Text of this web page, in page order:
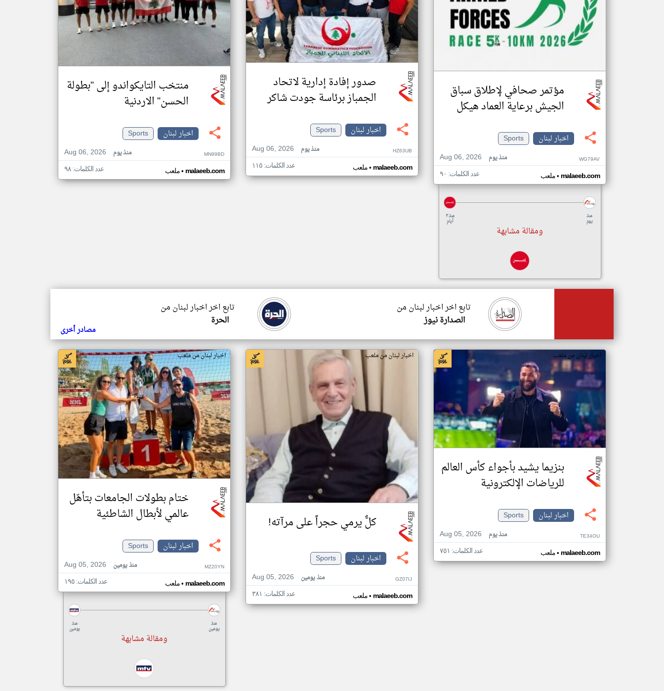
مؤتمر صحافي لإطلاق سباق
الجيش برعاية العماد هيكل
اخبار لبنان
Sports
Aug 06, 2026
منذ يوم WG79AV
ملعب• malaeeb.com عدد الكلمات: ٩٠
منذ ٣
أيام
منذ
يوم
ومقالة مشابهة
صدور إفادة إدارية لاتحاد
الجمباز برئاسة جودت شاكر
اخبار لبنان
Sports
Aug 06, 2026
منذ يوم HZ63UB
ملعب• malaeeb.com عدد الكلمات: ١١٥
منتخب التايكواندو إلى "بطولة
الحسن" الاردنية
اخبار لبنان
Sports
Aug 06, 2026
منذ يوم MN99BD
ملعب• malaeeb.com عدد الكلمات: ٩٨
تابع اخر اخبار لبنان من
الحرة
تابع اخر اخبار لبنان من
الصدارة نيوز
مصادر أخرى
اخبار لبنان من ملعب
بنزيما يشيد بأجواء كأس العالم
للرياضات الإلكترونية
اخبار لبنان
Sports
Aug 05, 2026
منذ يوم TE34OU
ملعب• malaeeb.com عدد الكلمات: ٧٥١
اخبار لبنان من ملعب
كلٌّ يرمي حجراً على مرآته!
اخبار لبنان
Sports
Aug 05, 2026
منذ يومين GZ07IJ
ملعب• malaeeb.com عدد الكلمات: ٣٨١
اخبار لبنان من ملعب
ختام بطولات الجامعات بتأهّل
عالمي لأبطال الشاطئية
اخبار لبنان
Sports
Aug 05, 2026
منذ يومين MZ20YN
ملعب• malaeeb.com عدد الكلمات: ١٩٥
منذ
يومين
منذ
يومين
ومقالة مشابهة